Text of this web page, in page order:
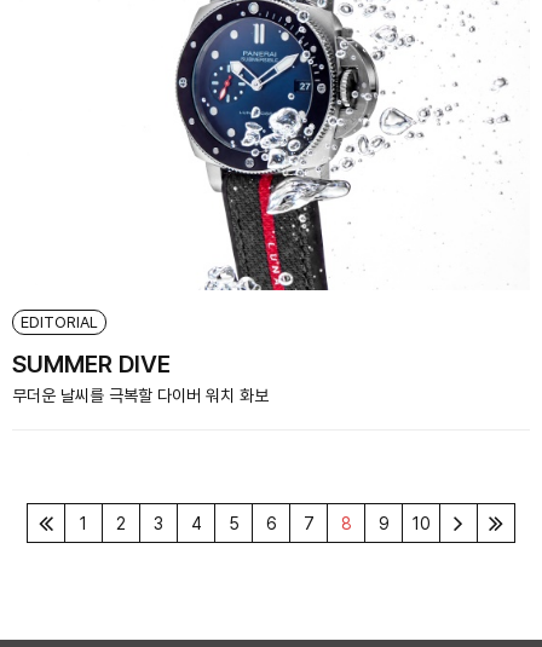
EDITORIAL
SUMMER DIVE
무더운 날씨를 극복할 다이버 워치 화보
1 2 3 4 5 6 7 8 9 10